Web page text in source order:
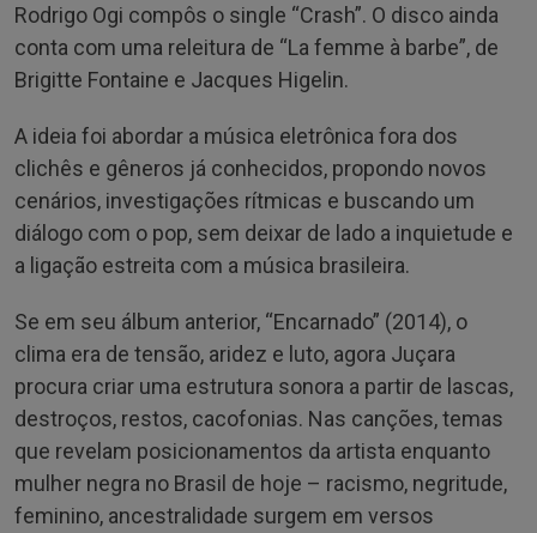
Rodrigo Ogi compôs o single “Crash”. O disco ainda
conta com uma releitura de “La femme à barbe”, de
Brigitte Fontaine e Jacques Higelin.
A ideia foi abordar a música eletrônica fora dos
clichês e gêneros já conhecidos, propondo novos
cenários, investigações rítmicas e buscando um
diálogo com o pop, sem deixar de lado a inquietude e
a ligação estreita com a música brasileira.
Se em seu álbum anterior, “Encarnado” (2014), o
clima era de tensão, aridez e luto, agora Juçara
procura criar uma estrutura sonora a partir de lascas,
destroços, restos, cacofonias. Nas canções, temas
que revelam posicionamentos da artista enquanto
mulher negra no Brasil de hoje – racismo, negritude,
feminino, ancestralidade surgem em versos